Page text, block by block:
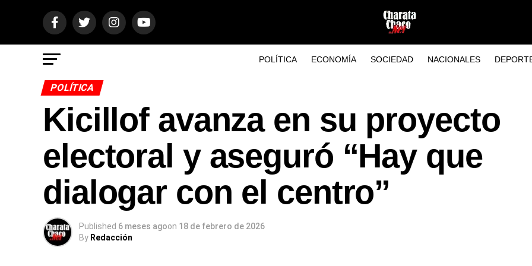
POLÍTICA ECONOMÍA SOCIEDAD NACIONALES
POLÍTICA
Kicillof avanza en su proyecto
electoral y aseguró “Hay que
dialogar con el centro”
Published 6 meses agoon 18 de febrero de 2026
By Redacción